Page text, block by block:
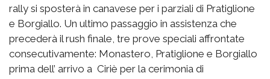
rally si sposterà in canavese per i parziali di Pratiglione
e Borgiallo. Un ultimo passaggio in assistenza che
precederà il rush finale, tre prove speciali affrontate
consecutivamente: Monastero, Pratiglione e Borgiallo
prima dell’ arrivo a Ciriè per la cerimonia di